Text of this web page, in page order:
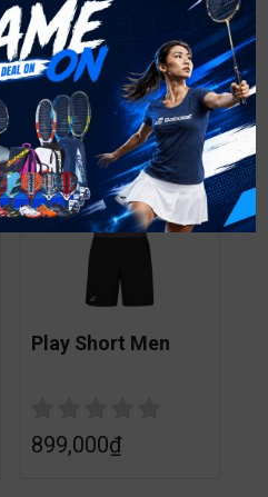
Play Short Men
899,000
Play Short Men
899,000₫